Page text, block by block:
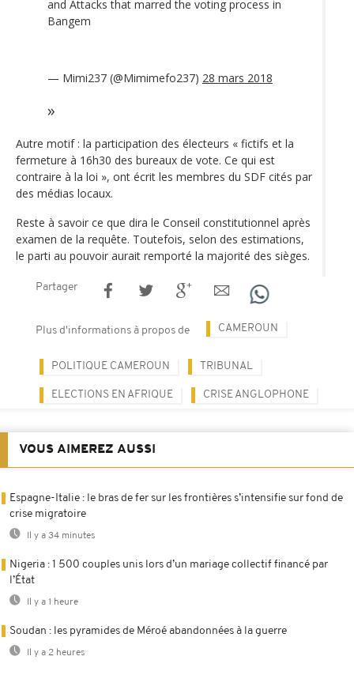
and Attacks that marred the voting process in
Bangem
— Mimi237 (@Mimimefo237) 28 mars 2018
Autre motif : la participation des électeurs « fictifs et la
fermeture à 16h30 des bureaux de vote. Ce qui est
contraire à la loi », ont écrit les membres du SDF cités par
des médias locaux.
Reste à savoir ce que dira le Conseil constitutionnel après
examen de la requête. Toutefois, selon des estimations,
le parti au pouvoir aurait remporté la majorité des sièges.
Partager
Plus d'informations à propos de CAMEROUN
POLITIQUE CAMEROUN TRIBUNAL
ELECTIONS EN AFRIQUE CRISE ANGLOPHONE
VOUS AIMEREZ AUSSI
Espagne-Italie : le bras de fer sur les frontières s’intensifie sur fond de
crise migratoire
Il y a 34 minutes
Nigeria : 1 500 couples unis lors d’un mariage collectif financé par
l’État
Il y a 1 heure
Soudan : les pyramides de Méroé abandonnées à la guerre
Il y a 2 heures